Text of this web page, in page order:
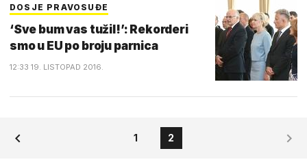
DOSJE PRAVOSUĐE
‘Sve bum vas tužil!’: Rekorderi
smo u EU po broju parnica
12:33 19. LISTOPAD 2016.
1 2